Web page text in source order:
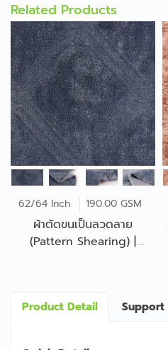
Related Products
62/64 Inch 190.00 GSM
ผ้าตัดขนเป็นลวดลาย
(Pattern Shearing) |
Product Detail Support